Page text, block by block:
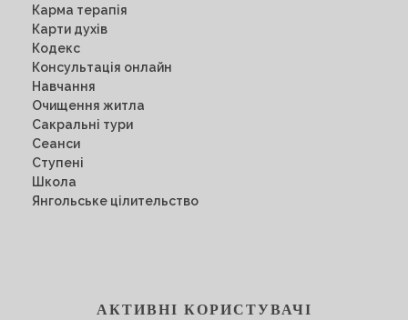
Карма терапія
Карти духів
Кодекс
Консультація онлайн
Навчання
Очищення житла
Сакральні тури
Сеанси
Ступені
Школа
Янгольське цілительство
АКТИВНІ КОРИСТУВАЧІ